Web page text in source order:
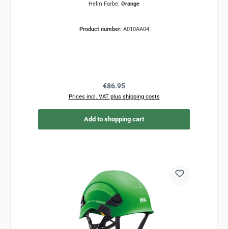
Helm Farbe: Orange
Product number: A010AA04
Regular price:
€86.95
Prices incl. VAT plus shipping costs
Add to shopping cart